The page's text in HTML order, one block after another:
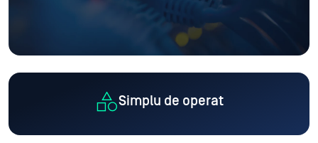
Simplu de operat